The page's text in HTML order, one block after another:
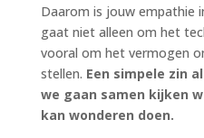
Daarom is jouw empathie
gaat niet alleen om het
vooral om het vermogen
stellen. Een simpele zin
we gaan samen kijken
kan wonderen doen.